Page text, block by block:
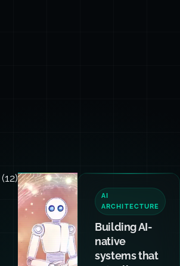
(12)
AI
ARCHITECTURE
Building AI-
native
systems that